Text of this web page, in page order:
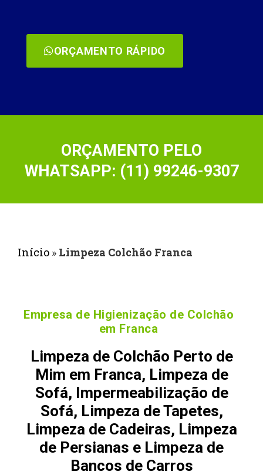
ORÇAMENTO RÁPIDO
ORÇAMENTO PELO
WHATSAPP: (11) 99246-9307
Início » Limpeza Colchão Franca
Empresa de Higienização de Colchão
em Franca
Limpeza de Colchão Perto de
Mim em Franca, Limpeza de
Sofá, Impermeabilização de
Sofá, Limpeza de Tapetes,
Limpeza de Cadeiras, Limpeza
de Persianas e Limpeza de
Bancos de Carros